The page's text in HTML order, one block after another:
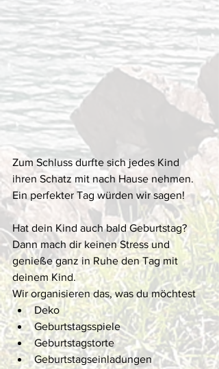
Zum Schluss durfte sich jedes Kind
ihren Schatz mit nach Hause nehmen.
Ein perfekter Tag würden wir sagen!
Hat dein Kind auch bald Geburtstag?
Dann mach dir keinen Stress und
genieße ganz in Ruhe den Tag mit
deinem Kind.
Wir organisieren das, was du möchtest
Deko
Geburtstagsspiele
Geburtstagstorte
Geburtstagseinladungen